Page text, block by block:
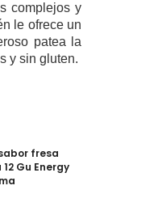
complejos y
le ofrece un
patea la
y sin gluten.
fresa
Gu Energy